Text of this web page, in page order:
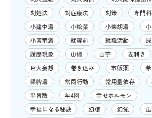
対処法
対症療法 対策
専門科
小建中湯
小松菜 小柴胡湯
小青竜湯
就寝前 就職活動
履歴現象
山椒 山芋 左利き
巨大妄想
巻き込み 市販薬
帰脾湯
常同行動 常用量依存
平胃散
年4回
幸せホルモン
幸福になる秘訣
幻聴 幻覚